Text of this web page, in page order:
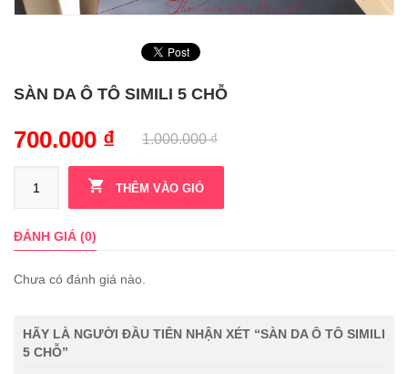
SÀN DA Ô TÔ SIMILI 5 CHỖ
1.000.000₫
700.000 ₫
THÊM VÀO GIỎ
ĐÁNH GIÁ (0)
Chưa có đánh giá nào.
HÃY LÀ NGƯỜI ĐẦU TIÊN NHẬN XÉT “SÀN DA Ô TÔ SIMILI
5 CHỖ”